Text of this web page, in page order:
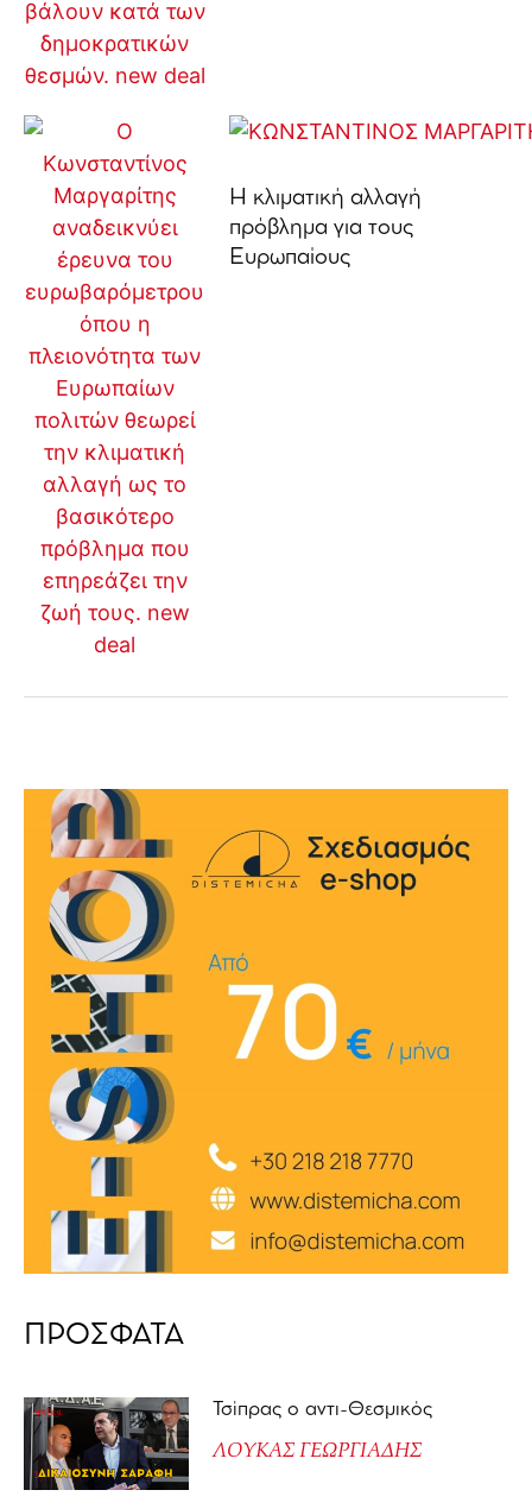
Η κλιματική αλλαγή
πρόβλημα για τους
Ευρωπαίους
ΠΡΟΣΦΑΤΑ
Τσίπρας ο αντι-Θεσμικός
ΛΟΥΚΑΣ ΓΕΩΡΓΙΑΔΗΣ